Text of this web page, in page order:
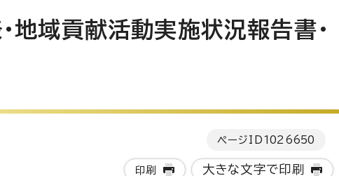
地域貢献活動実施状況報告書・
ページID 1026650
印刷 大きな文字で印刷